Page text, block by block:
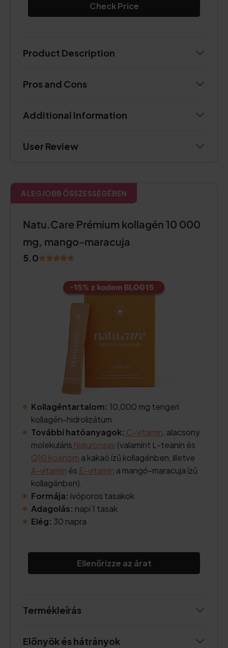
Check Price
Product Description
Pros and Cons
Additional Information
User Review
A LEGJOBB ÖSSZESSÉGÉBEN
Natu.Care Prémium kollagén 10 000
mg, mango-maracuja
5.0
Kollagéntartalom: 10,000 mg tengeri
kollagén-hidrolizátum
További hatóanyagok: C-vitamin , alacsony
molekuláris hialuronsav(valamint L-teanin és
Q10 koenzim a kakaó ízű kollagénben, illetve
A-vitamin és E-vitamin a mangó-maracuja ízű
kollagénben).
Formája: ivóporos tasakok
Adagolás: napi 1 tasak
Elég: 30 napra
Ellenőrizze az árat
Termékleírás
Előnyök és hátrányok